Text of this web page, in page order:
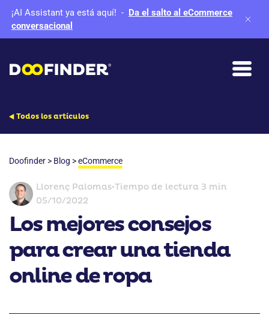
¡AI Assistant ya está aquí! - Da el salto al eCommerce
conversacional
Todos los artículos
Doofinder > Blog >eCommerce
Llorenç Palomas•Tiempo de lectura 3 min
05/10/2022
Los mejores consejos
para crear una tienda
online de ropa